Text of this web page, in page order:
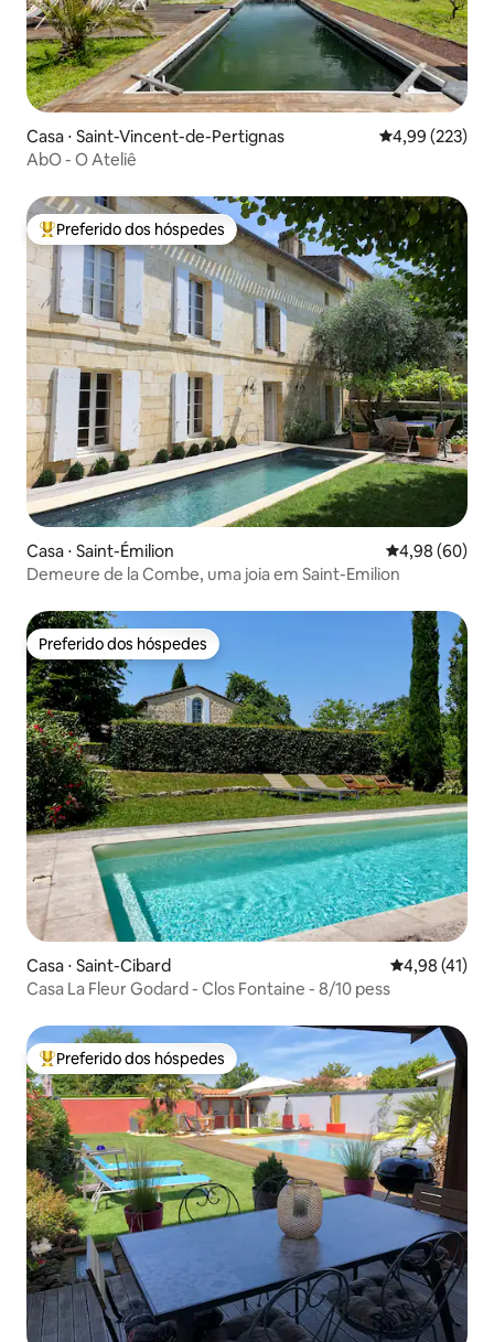
Casa ⋅ Saint-Vincent-de-Pertignas 4,99 de uma
4,99 (223)
AbO - O Ateliê
Entre os melhores preferidos dos hóspedes
Preferido dos hóspedes
Casa ⋅ Saint-Émilion 4,98 de uma
4,98 (60)
Demeure de la Combe, uma joia em Saint-Emilion
Preferido dos hóspedes
Preferido dos hóspedes
Casa ⋅ Saint-Cibard 4,98 de uma
4,98 (41)
Casa La Fleur Godard - Clos Fontaine - 8/10 pess
Entre os melhores preferidos dos hóspedes
Preferido dos hóspedes